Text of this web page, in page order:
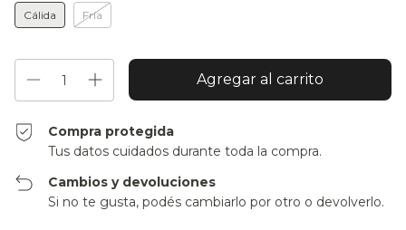
Cálida Fría
Compra protegida
Tus datos cuidados durante toda la compra.
Cambios y devoluciones
Si no te gusta, podés cambiarlo por otro o devolverlo.